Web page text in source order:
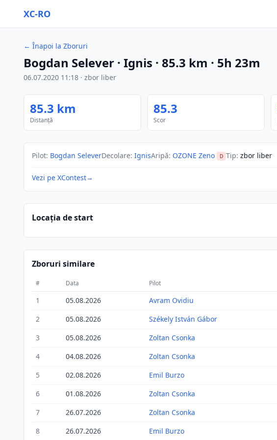
XC-RO
← Înapoi la Zboruri
Bogdan Selever · Ignis · 85.3 km · 5h 23m
06.07.2020 11:18 · zbor liber
85.3 km
Distanță
85.3
Scor
Pilot: Bogdan SeleverDecolare: IgnisAripă: OZONE Zeno D Tip: zbor liber
Vezi pe XContest→
Locația de start
Zboruri similare
# Data Pilot
1 05.08.2026 Avram Ovidiu
2
05.08.2026 Székely István Gábor
3
05.08.2026 Zoltan Csonka
4
04.08.2026 Zoltan Csonka
5
02.08.2026 Emil Burzo
6
01.08.2026 Zoltan Csonka
7
26.07.2026 Zoltan Csonka
8
26.07.2026 Emil Burzo